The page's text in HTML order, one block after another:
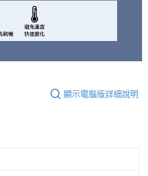
顯示電腦版詳細說明